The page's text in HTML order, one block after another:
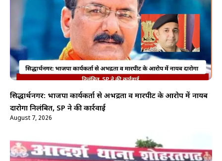
सिद्धार्थनगर: भाजपा कार्यकर्ता से अभद्रता व मारपीट के आरोप में नायब
दारोगा निलंबित, SP ने की कार्रवाई
August 7, 2026